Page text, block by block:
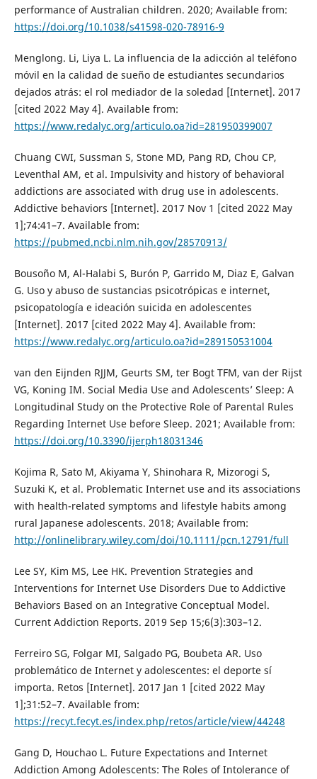
performance of Australian children. 2020; Available from:
https://doi.org/10.1038/s41598-020-78916-9
Menglong. Li, Liya L. La influencia de la adicción al teléfono
móvil en la calidad de sueño de estudiantes secundarios
dejados atrás: el rol mediador de la soledad [Internet]. 2017
[cited 2022 May 4]. Available from:
https://www.redalyc.org/articulo.oa?id=281950399007
Chuang CWI, Sussman S, Stone MD, Pang RD, Chou CP,
Leventhal AM, et al. Impulsivity and history of behavioral
addictions are associated with drug use in adolescents.
Addictive behaviors [Internet]. 2017 Nov 1 [cited 2022 May
1];74:41–7. Available from:
https://pubmed.ncbi.nlm.nih.gov/28570913/
Bousoño M, Al-Halabi S, Burón P, Garrido M, Diaz E, Galvan
G. Uso y abuso de sustancias psicotrópicas e internet,
psicopatología e ideación suicida en adolescentes
[Internet]. 2017 [cited 2022 May 4]. Available from:
https://www.redalyc.org/articulo.oa?id=289150531004
van den Eijnden RJJM, Geurts SM, ter Bogt TFM, van der Rijst
VG, Koning IM. Social Media Use and Adolescents’ Sleep: A
Longitudinal Study on the Protective Role of Parental Rules
Regarding Internet Use before Sleep. 2021; Available from:
https://doi.org/10.3390/ijerph18031346
Kojima R, Sato M, Akiyama Y, Shinohara R, Mizorogi S,
Suzuki K, et al. Problematic Internet use and its associations
with health-related symptoms and lifestyle habits among
rural Japanese adolescents. 2018; Available from:
http://onlinelibrary.wiley.com/doi/10.1111/pcn.12791/full
Lee SY, Kim MS, Lee HK. Prevention Strategies and
Interventions for Internet Use Disorders Due to Addictive
Behaviors Based on an Integrative Conceptual Model.
Current Addiction Reports. 2019 Sep 15;6(3):303–12.
Ferreiro SG, Folgar MI, Salgado PG, Boubeta AR. Uso
problemático de Internet y adolescentes: el deporte sí
importa. Retos [Internet]. 2017 Jan 1 [cited 2022 May
1];31:52–7. Available from:
https://recyt.fecyt.es/index.php/retos/article/view/44248
Gang D, Houchao L. Future Expectations and Internet
Addiction Among Adolescents: The Roles of Intolerance of